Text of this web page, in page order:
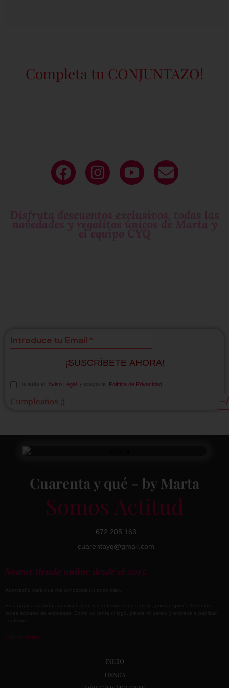
Completa tu CONJUNTAZO!
Disfruta descuentos exclusivos, todas las
novedades y regalitos únicos de Marta y
el equipo CYQ
¡SUSCRÍBETE AHORA!
He leído el Aviso Legal y acepto la Política de Privacidad
Cumpleaños ;)
Cuarenta y qué - by Marta
Somos Actitud
672 205 163
cuarentayq@gmail.com
Somos tienda online desde el 2015.
saber más
INICIO
TIENDA